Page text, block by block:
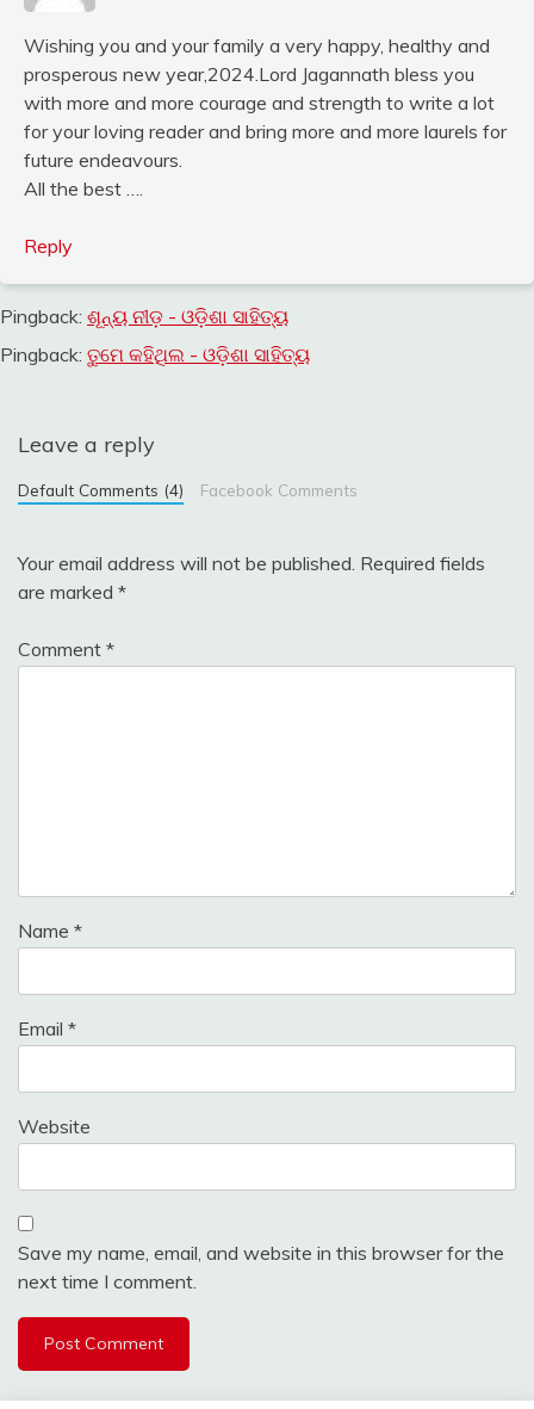
Wishing you and your family a very happy, healthy and
prosperous new year,2024.Lord Jagannath bless you
with more and more courage and strength to write a lot
for your loving reader and bring more and more laurels for
future endeavours.
All the best ….
Reply
Pingback: ଶୂନ୍ୟ ନୀଡ଼ - ଓଡ଼ିଶା ସାହିତ୍ୟ
Pingback: ତୁମେ କହିଥିଲ - ଓଡ଼ିଶା ସାହିତ୍ୟ
Leave a reply
Default Comments (4) Facebook Comments
Your email address will not be published. Required fields
are marked *
Comment *
Name *
Email *
Website
Save my name, email, and website in this browser for the
next time I comment.